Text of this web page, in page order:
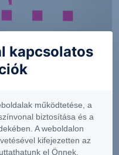
kapcsolatos
működtetése, a
biztosítása és a
A weboldalon
kifejezetten az
el Önnek.